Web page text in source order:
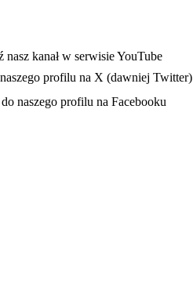
się w nowej karcie
nasz kanał w serwisie YouTube
karcie profilu na X (dawniej Twitter)
się w nowej karcie
naszego profilu na Facebooku